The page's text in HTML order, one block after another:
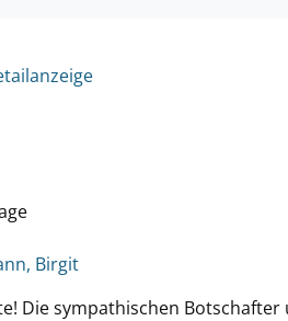
Birgit
Die sympathischen